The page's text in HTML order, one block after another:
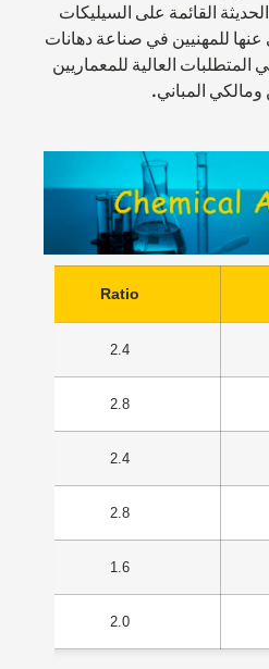
القائمة على السيليكات
عنها للمهنيين في صناعة دهانات
المتطلبات العالية للمعماريين
ومالكي المباني.
Ratio
2.4
2.8
2.4
2.8
1.6
2.0